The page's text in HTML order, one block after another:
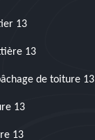
13
13
de toiture 13
13
13